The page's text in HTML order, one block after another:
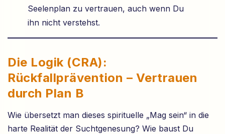
Seelenplan zu vertrauen, auch wenn Du
ihn nicht verstehst.
Die Logik (CRA):
Rückfallprävention – Vertrauen
durch Plan B
Wie übersetzt man dieses spirituelle „Mag sein“ in die
harte Realität der Suchtgenesung? Wie baust Du